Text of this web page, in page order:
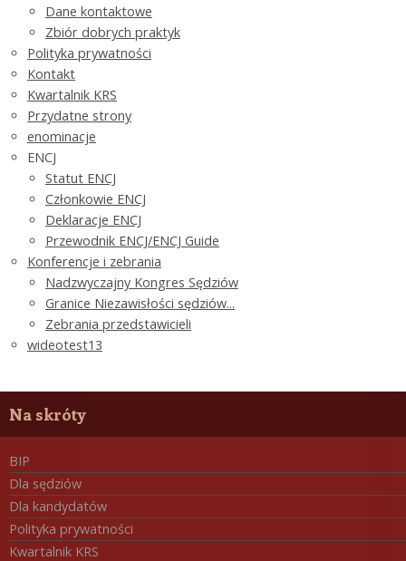
Dane kontaktowe
Zbiór dobrych praktyk
Polityka prywatności
Kontakt
Kwartalnik KRS
Przydatne strony
enominacje
ENCJ
Statut ENCJ
Członkowie ENCJ
Deklaracje ENCJ
Przewodnik ENCJ/ENCJ Guide
Konferencje i zebrania
Nadzwyczajny Kongres Sędziów
Granice Niezawisłości sędziów...
Zebrania przedstawicieli
wideotest13
Na skróty
BIP
Dla sędziów
Dla kandydatów
Polityka prywatności
Kwartalnik KRS
7